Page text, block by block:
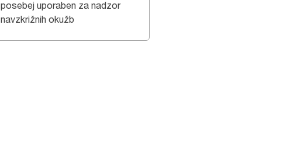
posebej uporaben za nadzor
navzkrižnih okužb